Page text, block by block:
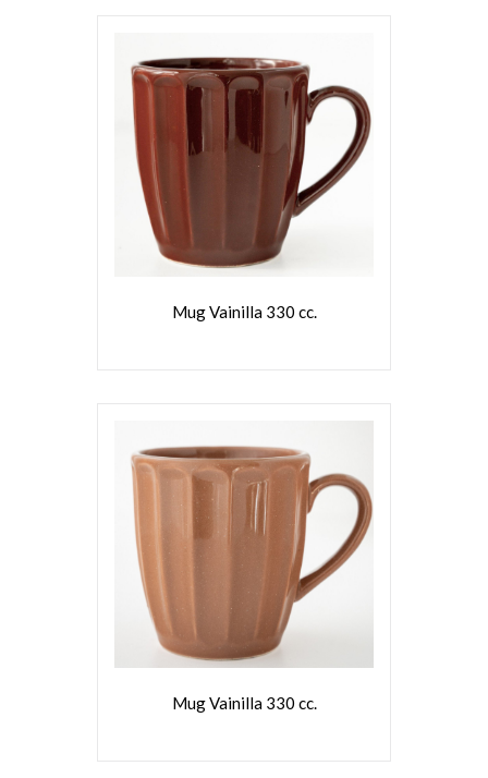
Mug Vainilla 330 cc.
VER MÁS
Mug Vainilla 330 cc.